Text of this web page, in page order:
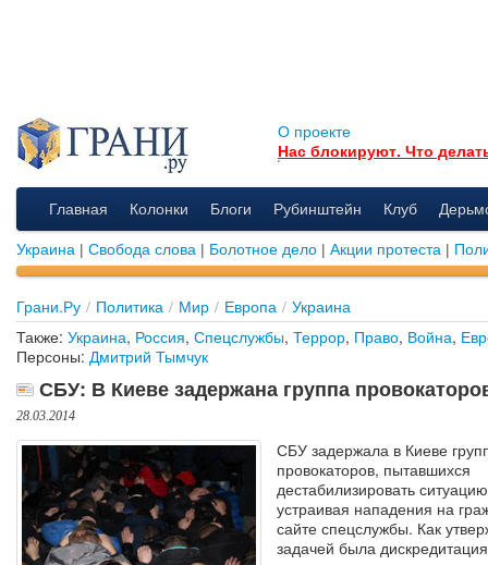
О проекте
Нас блокируют. Что
Главная Колонки Блоги Рубинштейн Клуб
Украина | Свобода слова | Болотное дело | Акции протеста |
Грани.Ру / Политика / Мир / Европа / Украина
Также: Украина, Россия, Спецслужбы, Террор, Право, Война,
Персоны: Дмитрий Тымчук
СБУ: В Киеве задержана группа
28.03.2014
СБУ задержала в Киеве
провокаторов, пытавшихся
дестабилизировать
устраивая нападения на
сайте спецслужбы. Как
задачей была